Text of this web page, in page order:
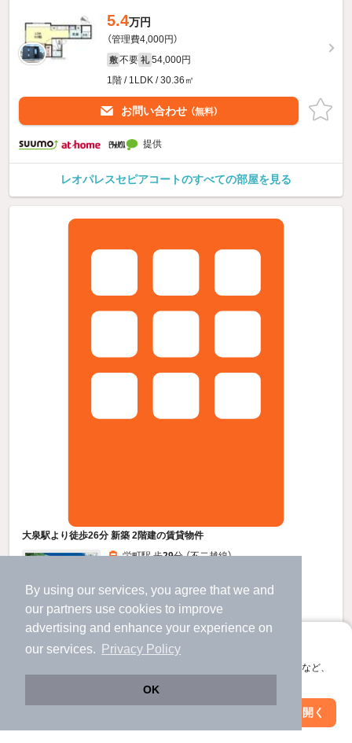
By using our services, you agree that we and
our partners use cookies to improve
advertising and enhance your experience on
our services.
Privacy Policy
OK
アプリに切り替えて、サクサクお部屋探し
会員登録なしですぐ使える。マップ検索やお気に入り保存など、
アプリを開く
5.4万円
（管理費4,000円）
敷 不要 礼 54,000円
1階 / 1LDK / 30.36㎡
お問い合わせ （無料）
提供
レオパレスセピアコートのすべての部屋を見る
大泉駅より徒歩26分 新築 2階建の賃貸物件
栄町駅 歩29分 （不二越線）
富山県富山市中川原
駐車場あり
宅配ボックス
万円
（管理費4,000円）
絞り込み条件を変更